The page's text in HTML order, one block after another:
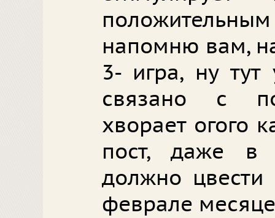
напомню вам,
3- игра, ну тут
связано с
хворает огого
пост, даже в
должно цвести
феврале